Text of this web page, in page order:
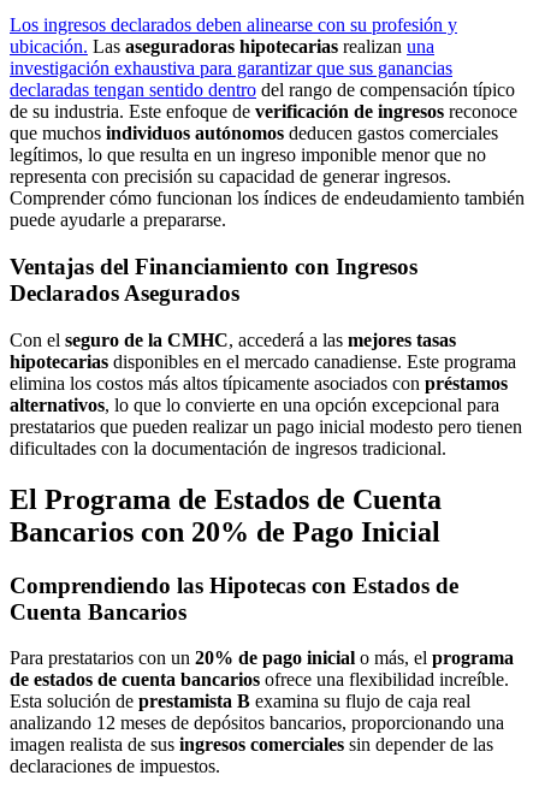
Los ingresos declarados deben alinearse con su profesión y
ubicación. Las aseguradoras hipotecarias realizan una
investigación exhaustiva para garantizar que sus ganancias
declaradas tengan sentido dentro del rango de compensación típico
de su industria. Este enfoque de verificación de ingresos reconoce
que muchos individuos autónomos deducen gastos comerciales
legítimos, lo que resulta en un ingreso imponible menor que no
representa con precisión su capacidad de generar ingresos.
Comprender cómo funcionan los índices de endeudamiento también
puede ayudarle a prepararse.
Ventajas del Financiamiento con Ingresos
Declarados Asegurados
Con el seguro de la CMHC, accederá a las mejores tasas
hipotecarias disponibles en el mercado canadiense. Este programa
elimina los costos más altos típicamente asociados con préstamos
alternativos, lo que lo convierte en una opción excepcional para
prestatarios que pueden realizar un pago inicial modesto pero tienen
dificultades con la documentación de ingresos tradicional.
El Programa de Estados de Cuenta
Bancarios con 20% de Pago Inicial
Comprendiendo las Hipotecas con Estados de
Cuenta Bancarios
Para prestatarios con un 20% de pago inicial o más, el programa
de estados de cuenta bancarios ofrece una flexibilidad increíble.
Esta solución de prestamista B examina su flujo de caja real
analizando 12 meses de depósitos bancarios, proporcionando una
imagen realista de sus ingresos comerciales sin depender de las
declaraciones de impuestos.